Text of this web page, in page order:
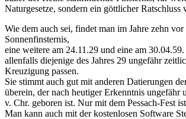
Naturgesetze, sondern ein göttlicher Ratschluss
Wie dem auch sei, findet man im Jahre zehn
Sonnenfinsternis,
eine weitere am 24.11.29 und eine am
allenfalls diejenige des Jahres 29 ungefähr
Kreuzigung passen.
Sie stimmt auch gut mit anderen Datierungen
überein, der nach heutiger Erkenntnis ungefähr
v. Chr. geboren ist. Nur mit dem Pessach-Fest
Man kann auch mit der kostenlosen Software